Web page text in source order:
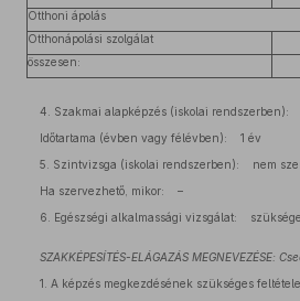
Otthoni ápolás
Otthonápolási szolgálat
összesen:
4. Szakmai alapképzés (iskolai rendszerben):
Időtartama (évben vagy félévben): 1 év
5. Szintvizsga (iskolai rendszerben): nem
Ha szervezhető, mikor: –
6. Egészségi alkalmassági vizsgálat:
SZAKKÉPESÍTÉS-ELÁGAZÁS MEGNEVEZÉSE:
1. A képzés megkezdésének szükséges